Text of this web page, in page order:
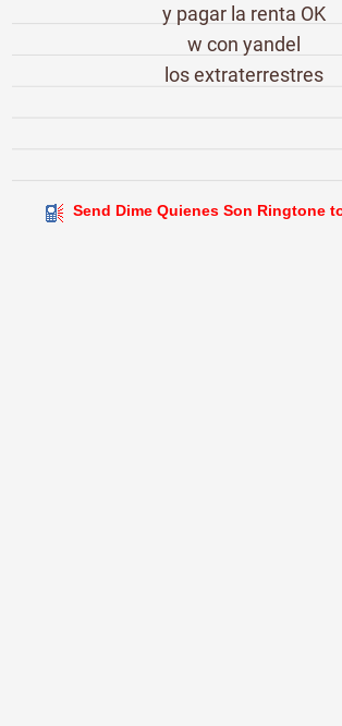
y pagar la renta OK
w con yandel
los extraterrestres
Send Dime Quienes Son Ringtone